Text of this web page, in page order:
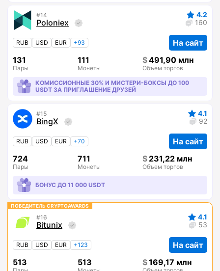
14
Poloniex
4.2
160
RUB USD EUR +93
На сайт
131
Пары
111
Монеты
491,90 млн
Объем торгов
КОМИССИОННЫЕ 30% И МИСТЕРИ-БОКСЫ ДО 100
USDT ЗА ПРИГЛАШЕНИЕ ДРУЗЕЙ
15
BingX
4.1
92
RUB USD EUR +70
На сайт
724
Пары
711
Монеты
231,22 млн
Объем торгов
БОНУС ДО 11 000 USDT
ПОБЕДИТЕЛЬ CRYPTOAWARDS
16
Bitunix
4.1
53
RUB USD EUR +123
На сайт
513
513 169,17 млн